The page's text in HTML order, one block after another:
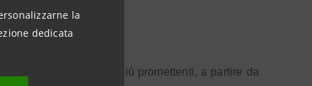
la
dedicata
tecnologiche più promettenti, a partire da